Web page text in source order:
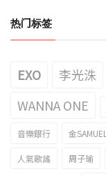
热门标签
EXO 李光洙
WANNA ONE
音樂銀行 金SAMUEL
人氣歌謠 周子瑜